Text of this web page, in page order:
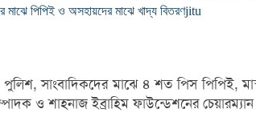
মাঝে পিপিই ও অসহায়দের মাঝে খাদ্য বিতরণjitu
পুলিশ, সাংবাদিকদের মাঝে ৪ শত পিস
ও শাহনাজ ইব্রাহিম ফাউন্ডেশনের